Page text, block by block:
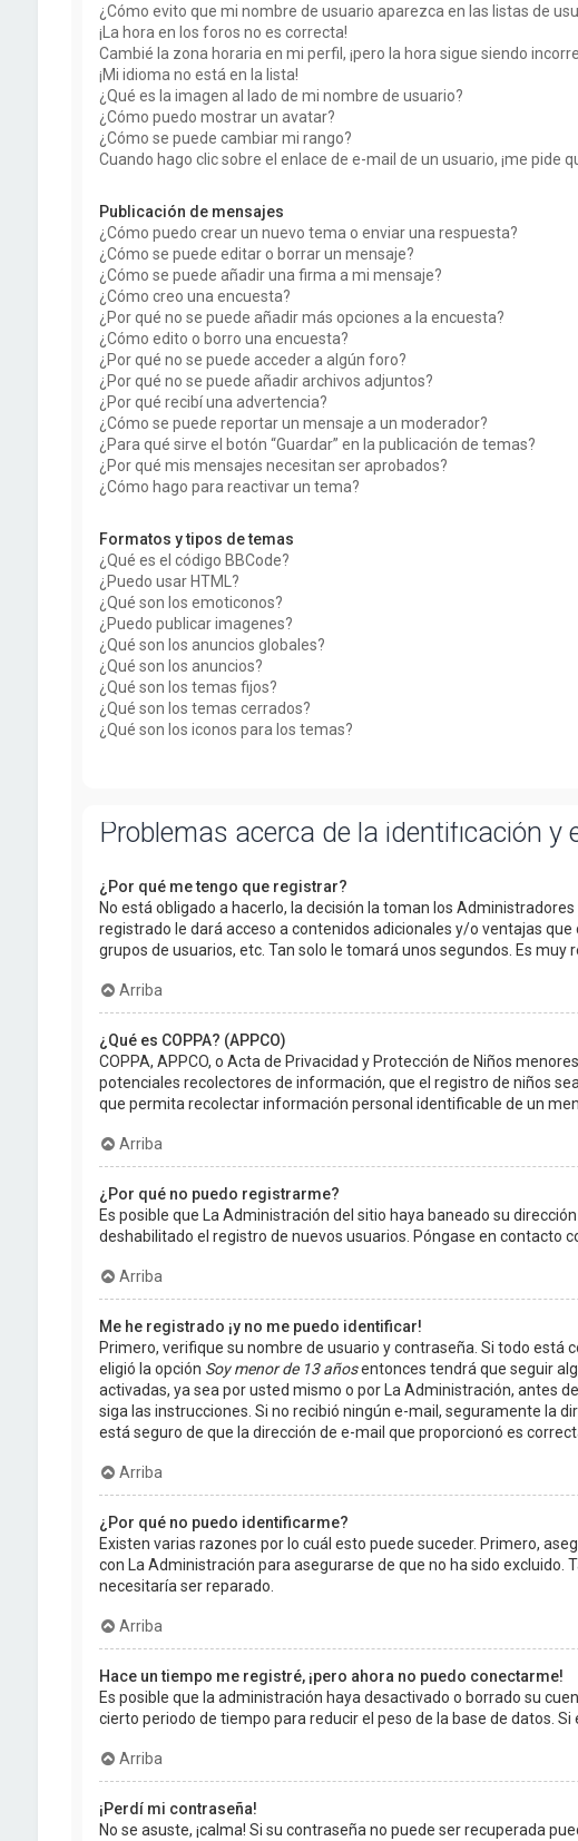
¿Cómo evito que mi nombre de usuario aparezca en las listas de
¡La hora en los foros no es correcta!
Cambié la zona horaria en mi perfil, ¡pero la hora sigue siendo
¡Mi idioma no está en la lista!
¿Qué es la imagen al lado de mi nombre de usuario?
¿Cómo puedo mostrar un avatar?
¿Cómo se puede cambiar mi rango?
Cuando hago clic sobre el enlace de e-mail de un usuario, ¡me pide
Publicación de mensajes
¿Cómo puedo crear un nuevo tema o enviar una respuesta?
¿Cómo se puede editar o borrar un mensaje?
¿Cómo se puede añadir una firma a mi mensaje?
¿Cómo creo una encuesta?
¿Por qué no se puede añadir más opciones a la encuesta?
¿Cómo edito o borro una encuesta?
¿Por qué no se puede acceder a algún foro?
¿Por qué no se puede añadir archivos adjuntos?
¿Por qué recibí una advertencia?
¿Cómo se puede reportar un mensaje a un moderador?
¿Para qué sirve el botón “Guardar” en la publicación de temas?
¿Por qué mis mensajes necesitan ser aprobados?
¿Cómo hago para reactivar un tema?
Formatos y tipos de temas
¿Qué es el código BBCode?
¿Puedo usar HTML?
¿Qué son los emoticonos?
¿Puedo publicar imagenes?
¿Qué son los anuncios globales?
¿Qué son los anuncios?
¿Qué son los temas fijos?
¿Qué son los temas cerrados?
¿Qué son los iconos para los temas?
Problemas acerca de la identificación y
¿Por qué me tengo que registrar?
No está obligado a hacerlo, la decisión la toman los
registrado le dará acceso a contenidos adicionales y/o ventajas
grupos de usuarios, etc. Tan solo le tomará unos segundos. Es muy
Arriba
¿Qué es COPPA? (APPCO)
COPPA, APPCO, o Acta de Privacidad y Protección de Niños
potenciales recolectores de información, que el registro de niños
que permita recolectar información personal identificable de un
Arriba
¿Por qué no puedo registrarme?
Es posible que La Administración del sitio haya baneado su
deshabilitado el registro de nuevos usuarios. Póngase en contacto
Arriba
Me he registrado ¡y no me puedo identificar!
Primero, verifique su nombre de usuario y contraseña. Si todo está
eligió la opción Soy menor de 13 añosentonces tendrá que seguir
activadas, ya sea por usted mismo o por La Administración, antes
siga las instrucciones. Si no recibió ningún e-mail, seguramente la
está seguro de que la dirección de e-mail que proporcionó es
Arriba
¿Por qué no puedo identificarme?
Existen varias razones por lo cuál esto puede suceder. Primero,
con La Administración para asegurarse de que no ha sido
necesitaría ser reparado.
Arriba
Hace un tiempo me registré, ¡pero ahora no puedo conectarme!
Es posible que la administración haya desactivado o borrado su
cierto periodo de tiempo para reducir el peso de la base de datos.
Arriba
¡Perdí mi contraseña!
No se asuste, ¡calma! Si su contraseña no puede ser recuperada